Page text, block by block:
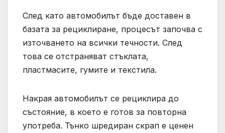
След като автомобилът бъде доставен в
базата за рециклиране, процесът започва с
източването на всички течности. След
това се отстраняват стъклата,
пластмасите, гумите и текстила.
Накрая автомобилът се рециклира до
състояние, в което е готов за повторна
употреба. Тънко шредиран скрап е ценен